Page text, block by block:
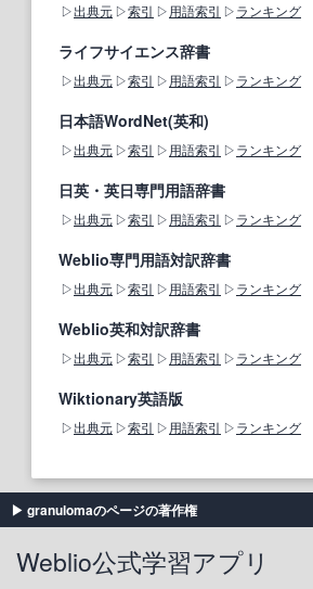
出典元 索引 用語索引 ランキング
ライフサイエンス辞書
出典元 索引 用語索引 ランキング
日本語WordNet(英和)
出典元 索引 用語索引 ランキング
日英・英日専門用語辞書
出典元 索引 用語索引 ランキング
Weblio専門用語対訳辞書
出典元 索引 用語索引 ランキング
Weblio英和対訳辞書
出典元 索引 用語索引 ランキング
Wiktionary英語版
出典元 索引 用語索引 ランキング
granulomaのページの著作権
Weblio公式学習アプリ